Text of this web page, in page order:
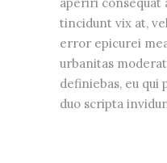
tincidunt vix at,
error epicurei
urbanitas
definiebas, eu qui
duo scripta